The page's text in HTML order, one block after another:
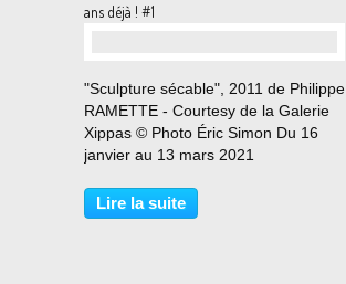
ans déjà ! #1
"Sculpture sécable", 2011 de Philippe
RAMETTE - Courtesy de la Galerie
Xippas © Photo Éric Simon Du 16
janvier au 13 mars 2021
l’occasion du 30e anniversaire de la
création de la galerie, Xippas a le
Lire la suite